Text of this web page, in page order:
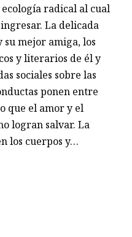
radical al cual
La delicada
su mejor amiga, los
y literarios de él y
sociales sobre las
ponen entre
que el amor y el
logran salvar. La
los cuerpos y…